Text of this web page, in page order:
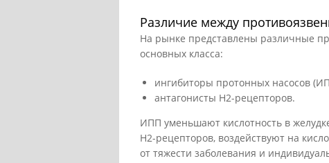
Различие между
На рынке представлены различные
основных класса:
ингибиторы протонных насосов
антагонисты H2-рецепторов.
ИПП уменьшают кислотность в
H2-рецепторов, воздействуют на
от тяжести заболевания и